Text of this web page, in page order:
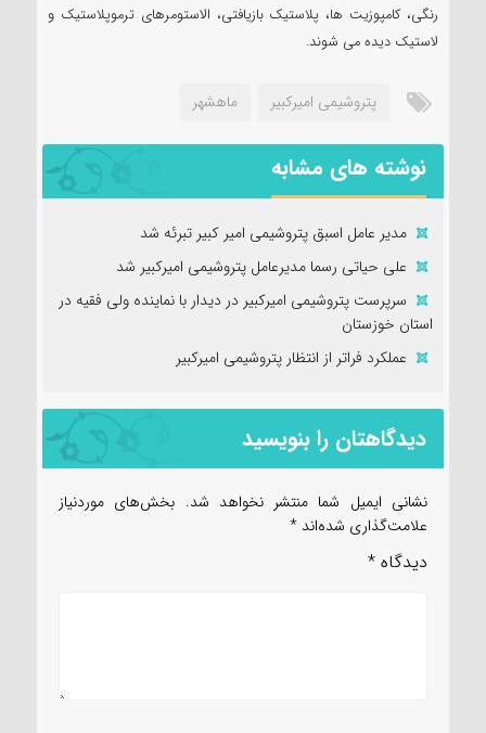
رنگی، کامپوزیت ها، پلاستیک بازیافتی، الاستومرهای ترموپلاستیک و
لاستیک دیده می شوند.
پتروشیمی امیرکبیر ماهشهر
نوشته های مشابه
مدیر عامل اسبق پتروشیمی امیر کبیر تبرئه شد
علی حیاتی رسما مدیرعامل پتروشیمی امیرکبیر شد
سرپرست پتروشیمی امیرکبیر در دیدار با نماینده ولی فقیه در
استان خوزستان
عملکرد فراتر از انتظار پتروشیمی امیرکبیر
دیدگاهتان را بنویسید
نشانی ایمیل شما منتشر نخواهد شد. بخش‌های موردنیاز
علامت‌گذاری شده‌اند *
دیدگاه *